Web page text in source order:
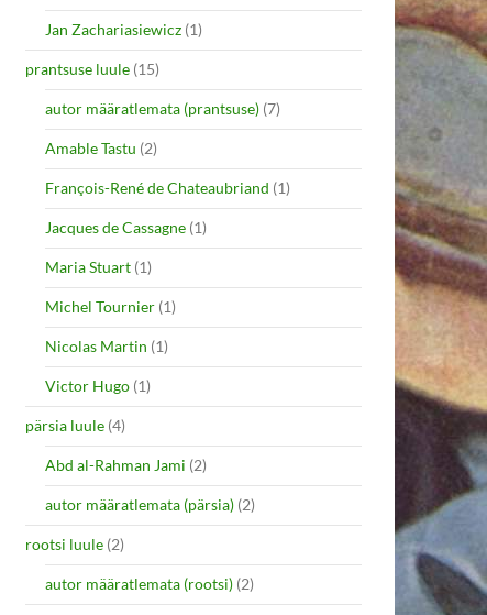
Jan Zachariasiewicz (1)
prantsuse luule (15)
autor määratlemata (prantsuse) (7)
Amable Tastu (2)
François-René de Chateaubriand (1)
Jacques de Cassagne (1)
Maria Stuart (1)
Michel Tournier (1)
Nicolas Martin (1)
Victor Hugo (1)
pärsia luule (4)
Abd al-Rahman Jami (2)
autor määratlemata (pärsia) (2)
rootsi luule (2)
autor määratlemata (rootsi) (2)